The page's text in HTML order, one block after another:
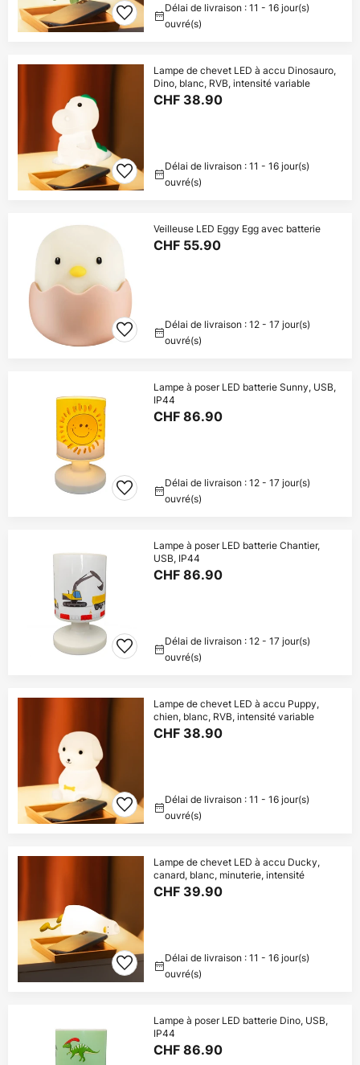
Délai de livraison : 11 - 16 jour(s)
ouvré(s)
Lampe de chevet LED à accu Dinosauro,
Dino, blanc, RVB, intensité variable
CHF 38.90
Délai de livraison : 11 - 16 jour(s)
ouvré(s)
Veilleuse LED Eggy Egg avec batterie
CHF 55.90
Délai de livraison : 12 - 17 jour(s)
ouvré(s)
Lampe à poser LED batterie Sunny, USB,
IP44
CHF 86.90
Délai de livraison : 12 - 17 jour(s)
ouvré(s)
Lampe à poser LED batterie Chantier,
USB, IP44
CHF 86.90
Délai de livraison : 12 - 17 jour(s)
ouvré(s)
Lampe de chevet LED à accu Puppy,
chien, blanc, RVB, intensité variable
CHF 38.90
Délai de livraison : 11 - 16 jour(s)
ouvré(s)
Lampe de chevet LED à accu Ducky,
canard, blanc, minuterie, intensité
CHF 39.90
Délai de livraison : 11 - 16 jour(s)
ouvré(s)
Lampe à poser LED batterie Dino, USB,
IP44
CHF 86.90